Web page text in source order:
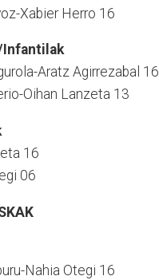
Xabier Herro 16
Aratz Agirrezabal 16
Oihan Lanzeta 13
16
06
Nahia Otegi 16